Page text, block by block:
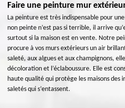
Faire une peinture mur
La peinture est très indispensable pour
non peinte n’est pas si terrible, il arrive
surtout si la maison est en vente. Notre
procure à vos murs extérieurs un air
saleté, aux algues et aux champignons,
décoloration et l’éclaboussure. Elle est
haute qualité qui protège les maisons des
saletés qui s’entassent.